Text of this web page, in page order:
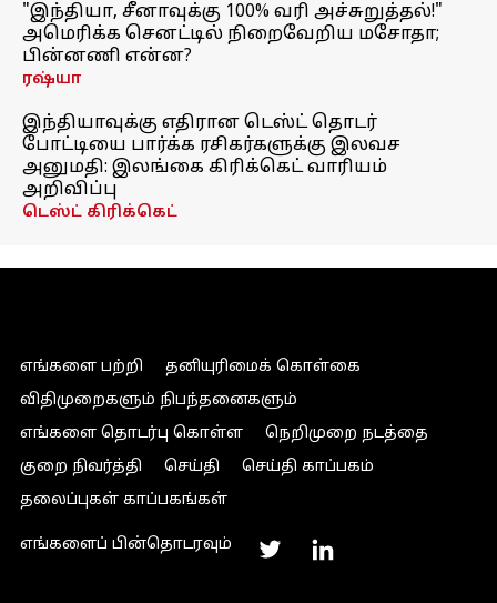
"இந்தியா, சீனாவுக்கு 100% வரி அச்சுறுத்தல்!"
அமெரிக்க செனட்டில் நிறைவேறிய மசோதா;
பின்னணி என்ன?
ரஷ்யா
இந்தியாவுக்கு எதிரான டெஸ்ட் தொடர்
போட்டியை பார்க்க ரசிகர்களுக்கு இலவச
அனுமதி: இலங்கை கிரிக்கெட் வாரியம்
அறிவிப்பு
டெஸ்ட் கிரிக்கெட்
எங்களை பற்றி
தனியுரிமைக் கொள்கை
விதிமுறைகளும் நிபந்தனைகளும்
எங்களை தொடர்பு கொள்ள
நெறிமுறை நடத்தை
குறை நிவர்த்தி
செய்தி
செய்தி காப்பகம்
தலைப்புகள் காப்பகங்கள்
எங்களைப் பின்தொடரவும்